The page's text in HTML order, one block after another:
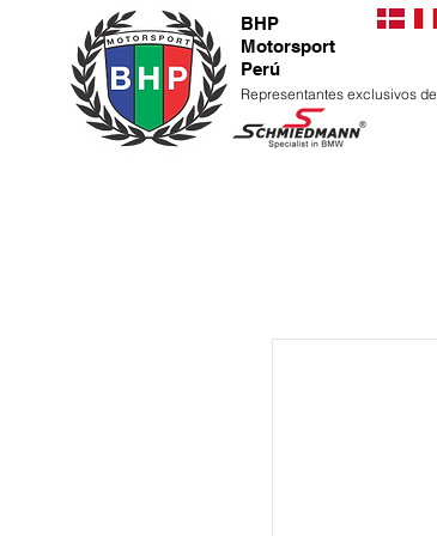
BHP
Motorsport
Perú
Representantes exclusivos de